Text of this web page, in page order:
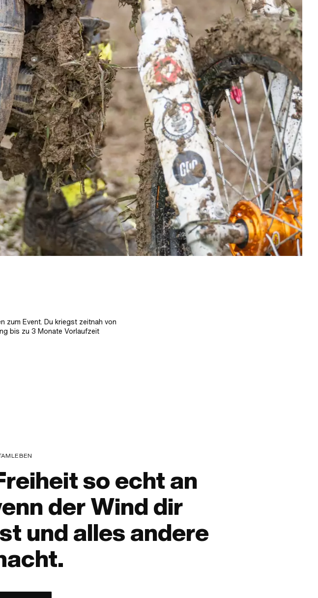
zum Event. Du kriegst zeitnah von
bis zu 3 Monate Vorlaufzeit
so echt an
der Wind dir
und alles andere